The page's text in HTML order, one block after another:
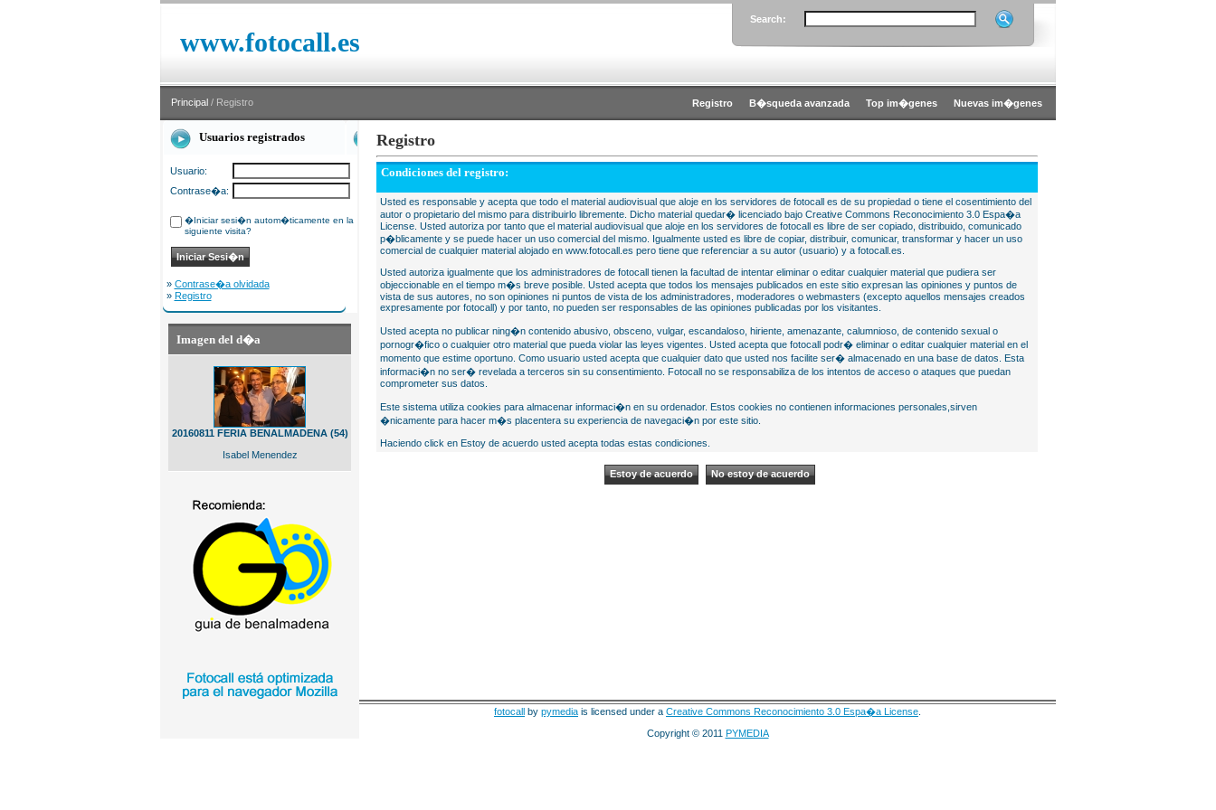
www.fotocall.es
Search:
Principal / Registro Registro B�squeda avanzada Top im�genes Nuevas im�genes
Usuarios registrados
Usuario:
Contrase�a:
�Iniciar sesi�n autom�ticamente en la
siguiente visita?
» Contrase�a olvidada
» Registro
Imagen del d�a
20160811 FERIA BENALMADENA (54)
Isabel Menendez
Registro
Condiciones del registro:
Usted es responsable y acepta que todo el material audiovisual que aloje en los servidores de fotocall es de su propiedad o tiene el cosentimiento del
autor o propietario del mismo para distribuirlo libremente. Dicho material quedar� licenciado bajo Creative Commons Reconocimiento 3.0 Espa�a
License. Usted autoriza por tanto que el material audiovisual que aloje en los servidores de fotocall es libre de ser copiado, distribuido, comunicado
p�blicamente y se puede hacer un uso comercial del mismo. Igualmente usted es libre de copiar, distribuir, comunicar, transformar y hacer un uso
comercial de cualquier material alojado en www.fotocall.es pero tiene que referenciar a su autor (usuario) y a fotocall.es.
Usted autoriza igualmente que los administradores de fotocall tienen la facultad de intentar eliminar o editar cualquier material que pudiera ser
objeccionable en el tiempo m�s breve posible. Usted acepta que todos los mensajes publicados en este sitio expresan las opiniones y puntos de
vista de sus autores, no son opiniones ni puntos de vista de los administradores, moderadores o webmasters (excepto aquellos mensajes creados
expresamente por fotocall) y por tanto, no pueden ser responsables de las opiniones publicadas por los visitantes.
Usted acepta no publicar ning�n contenido abusivo, obsceno, vulgar, escandaloso, hiriente, amenazante, calumnioso, de contenido sexual o
pornogr�fico o cualquier otro material que pueda violar las leyes vigentes. Usted acepta que fotocall podr� eliminar o editar cualquier material en el
momento que estime oportuno. Como usuario usted acepta que cualquier dato que usted nos facilite ser� almacenado en una base de datos. Esta
informaci�n no ser� revelada a terceros sin su consentimiento. Fotocall no se responsabiliza de los intentos de acceso o ataques que puedan
comprometer sus datos.
Este sistema utiliza cookies para almacenar informaci�n en su ordenador. Estos cookies no contienen informaciones personales,sirven
�nicamente para hacer m�s placentera su experiencia de navegaci�n por este sitio.
Haciendo click en Estoy de acuerdo usted acepta todas estas condiciones.
fotocall by pymedia is licensed under a Creative Commons Reconocimiento 3.0 Espa�a License
Copyright © 2011 PYMEDIA